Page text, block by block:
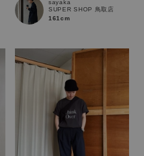
sayaka
SUPER SHOP 鳥取店
161cm